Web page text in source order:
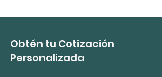
Obtén tu Cotización
Personalizada